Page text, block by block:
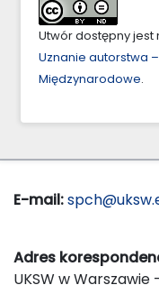
Utwór dostępny jest
Uznanie autorstwa
Międzynarodowe.
E-mail:
Adres
UKSW w